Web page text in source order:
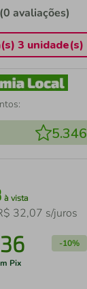
(0 avaliações)
3 unidade(s)
5.346
à vista
32,07 s/juros
36 -10%
Pix